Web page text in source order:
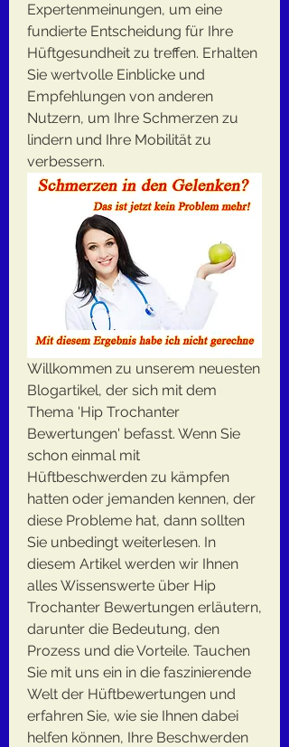
Expertenmeinungen, um eine
fundierte Entscheidung für Ihre
Hüftgesundheit zu treffen. Erhalten
Sie wertvolle Einblicke und
Empfehlungen von anderen
Nutzern, um Ihre Schmerzen zu
lindern und Ihre Mobilität zu
verbessern.
Willkommen zu unserem neuesten
Blogartikel, der sich mit dem
Thema 'Hip Trochanter
Bewertungen' befasst. Wenn Sie
schon einmal mit
Hüftbeschwerden zu kämpfen
hatten oder jemanden kennen, der
diese Probleme hat, dann sollten
Sie unbedingt weiterlesen. In
diesem Artikel werden wir Ihnen
alles Wissenswerte über Hip
Trochanter Bewertungen erläutern,
darunter die Bedeutung, den
Prozess und die Vorteile. Tauchen
Sie mit uns ein in die faszinierende
Welt der Hüftbewertungen und
erfahren Sie, wie sie Ihnen dabei
helfen können, Ihre Beschwerden